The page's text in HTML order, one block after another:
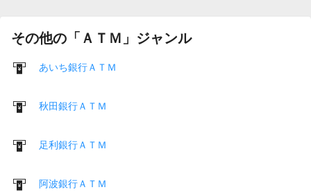
その他の「ＡＴＭ」ジャンル
あいち銀行ＡＴＭ
秋田銀行ＡＴＭ
足利銀行ＡＴＭ
阿波銀行ＡＴＭ